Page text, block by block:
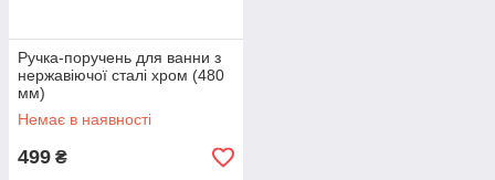
Ручка-поручень для ванни з
нержавіючої сталі хром (480
мм)
Немає в наявності
499 ₴